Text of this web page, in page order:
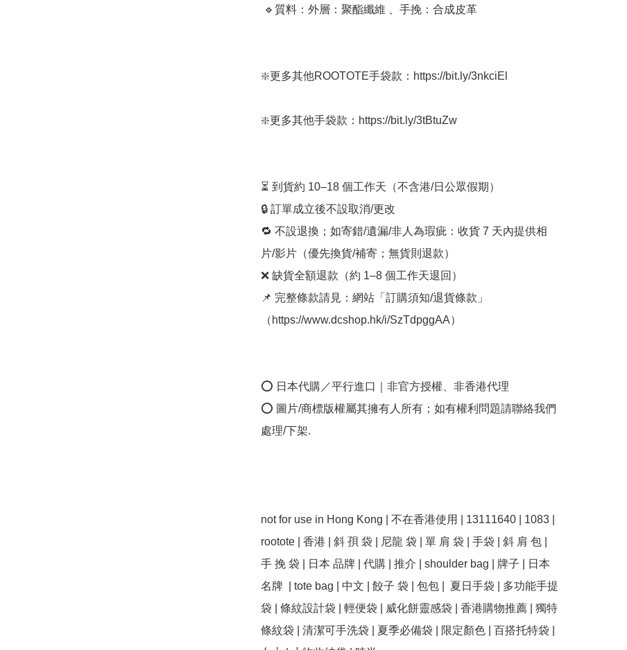
❇️更多其他ROOTOTE手袋款：https://bit.ly/3nkciEl
❇️更多其他手袋款：https://bit.ly/3tBtuZw
⏳ 到貨約 10–18 個工作天（不含港/日公眾假期）
🔒 訂單成立後不設取消/更改
🔁 不設退換；如寄錯/遺漏/非人為瑕疵：收貨 7 天內提供相
片/影片（優先換貨/補寄；無貨則退款）
❌ 缺貨全額退款（約 1–8 個工作天退回）
📌 完整條款請見：網站「訂購須知/退貨條款」
（https://www.dcshop.hk/i/SzTdpggAA）
⭕ 日本代購／平行進口｜非官方授權、非香港代理
⭕ 圖片/商標版權屬其擁有人所有；如有權利問題請聯絡我們
處理/下架.
not for use in Hong Kong | 不在香港使用 | 13111640 | 1083 |
rootote | 香港 | 斜 孭 袋 | 尼龍 袋 | 單 肩 袋 | 手袋 | 斜 肩 包 |
手 挽 袋 | 日本 品牌 | 代購 | 推介 | shoulder bag | 牌子 | 日本
名牌  | tote bag | 中文 | 餃子 袋 | 包包 |  夏日手袋 | 多功能手提
袋 | 條紋設計袋 | 輕便袋 | 威化餅靈感袋 | 香港購物推薦 | 獨特
條紋袋 | 清潔可手洗袋 | 夏季必備袋 | 限定顏色 | 百搭托特袋 |